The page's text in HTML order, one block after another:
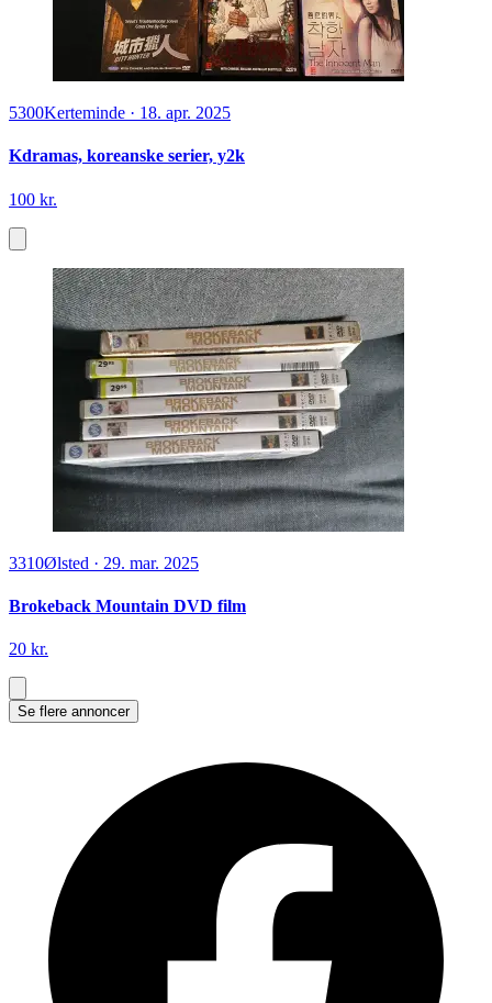
5300Kerteminde · 18. apr. 2025
Kdramas, koreanske serier, y2k
100 kr.
3310Ølsted · 29. mar. 2025
Brokeback Mountain DVD film
20 kr.
Se flere annoncer